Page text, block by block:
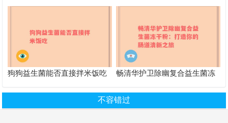
正确服用方法，让你的肠道更
踪肠道的佳伙伴，快来了解
狗狗益生菌能否直接拌米饭吃
畅清华护卫除幽复合益生菌冻
不容错过